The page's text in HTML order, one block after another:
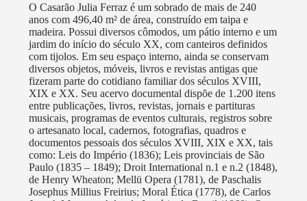
O Casarão Julia Ferraz é um sobrado de mais de 240
anos com 496,40 m² de área, construído em taipa e
madeira. Possui diversos cômodos, um pátio interno e um
jardim do início do século XX, com canteiros definidos
com tijolos. Em seu espaço interno, ainda se conservam
diversos objetos, móveis, livros e revistas antigas que
fizeram parte do cotidiano familiar dos séculos XVIII,
XIX e XX. Seu acervo documental dispõe de 1.200 itens
entre publicações, livros, revistas, jornais e partituras
musicais, programas de eventos culturais, registros sobre
o artesanato local, cadernos, fotografias, quadros e
documentos pessoais dos séculos XVIII, XIX e XX, tais
como: Leis do Império (1836); Leis provinciais de São
Paulo (1835 – 1849); Droit International n.1 e n.2 (1848),
de Henry Wheaton; Mellü Opera (1781), de Paschalis
Josephus Millius Freirius; Moral Ética (1778), de Carlos